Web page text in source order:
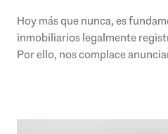
Hoy más que nunca, es
inmobiliarios legalmente
Por ello, nos complace